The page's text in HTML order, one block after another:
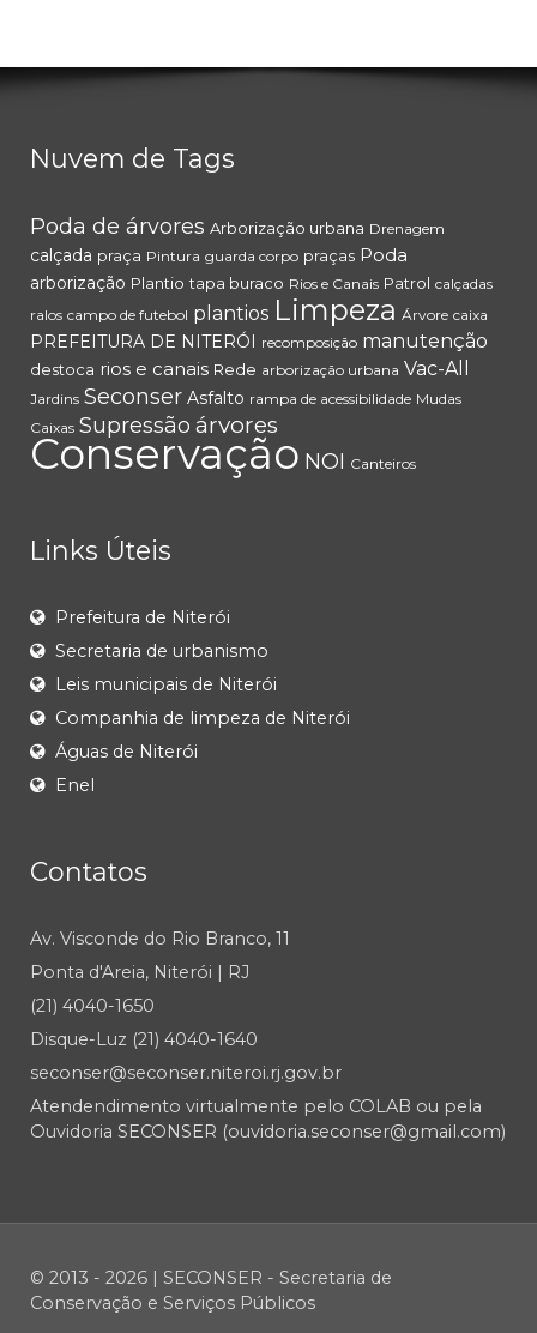
Nuvem de Tags
Poda de árvores Arborização urbana Drenagem
calçada praça Pintura guarda corpo praças Poda
arborização Plantio tapa buraco Rios e Canais Patrol calçadas
ralos campo de futebol plantios Limpeza Árvore caixa
PREFEITURA DE NITERÓI recomposição manutenção
destoca rios e canais Rede arborização urbana Vac-All
Jardins Seconser Asfalto rampa de acessibilidade Mudas
Caixas Supressão árvores
Conservação NOI Canteiros
Links Úteis
Prefeitura de Niterói
Secretaria de urbanismo
Leis municipais de Niterói
Companhia de limpeza de Niterói
Águas de Niterói
Enel
Contatos
Av. Visconde do Rio Branco, 11
Ponta d'Areia, Niterói | RJ
(21) 4040-1650
Disque-Luz (21) 4040-1640
seconser@seconser.niteroi.rj.gov.br
Atendendimento virtualmente pelo COLAB ou pela
Ouvidoria SECONSER (ouvidoria.seconser@gmail.com)
© 2013 - 2026 | SECONSER - Secretaria de
Conservação e Serviços Públicos